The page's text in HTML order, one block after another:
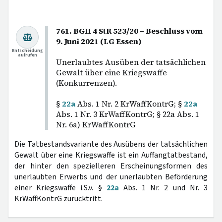
761. BGH 4 StR 523/20 – Beschluss vom
9. Juni 2021 (LG Essen)
Unerlaubtes Ausüben der tatsächlichen
Gewalt über eine Kriegswaffe
(Konkurrenzen).
§ 22aAbs. 1 Nr. 2 KrWaffKontrG; § 22a
Abs. 1 Nr. 3 KrWaffKontrG; § 22a Abs. 1
Nr. 6a) KrWaffKontrG
Entscheidung
aufrufen
Die Tatbestandsvariante des Ausübens der tatsächlichen
Gewalt über eine Kriegswaffe ist ein Auffangtatbestand,
der hinter den spezielleren Erscheinungsformen des
unerlaubten Erwerbs und der unerlaubten Beförderung
einer Kriegswaffe i.S.v. § 22a Abs. 1 Nr. 2 und Nr. 3
KrWaffKontrG zurücktritt.